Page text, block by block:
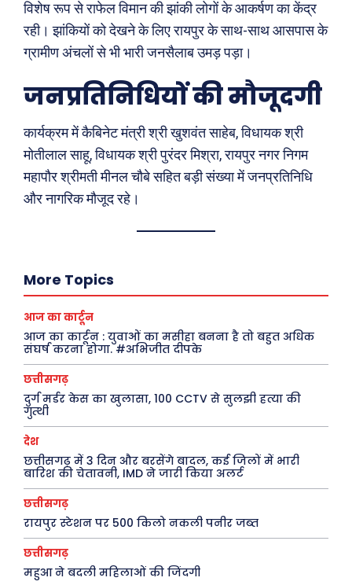
ख़बरें
देश
अपराध
सरकारी योजना
खेल
अजब-ग़ज़ब
पर्यटन
जानकारी
Tech
Laptops
Mobiles
स्वास्थ्य
क़ायदे क़ानून जानकारी
कैरियर और शिक्षा
पूरब विशेष
व्यंग्य : गुस्ताखी माफ़
शायरी
संस्मरण
महिला जगत
विशेष रूप से राफेल विमान की झांकी लोगों के आकर्षण का केंद्र
रही। झांकियों को देखने के लिए रायपुर के साथ-साथ आसपास के
ग्रामीण अंचलों से भी भारी जनसैलाब उमड़ पड़ा।
जनप्रतिनिधियों की मौजूदगी
कार्यक्रम में कैबिनेट मंत्री श्री खुशवंत साहेब, विधायक श्री
मोतीलाल साहू, विधायक श्री पुरंदर मिश्रा, रायपुर नगर निगम
महापौर श्रीमती मीनल चौबे सहित बड़ी संख्या में जनप्रतिनिधि
और नागरिक मौजूद रहे।
More Topics
आज का कार्टून
आज का कार्टून : युवाओं का मसीहा बनना है तो बहुत अधिक
संघर्ष करना होगा. #अभिजीत दीपके
छत्तीसगढ़
दुर्ग मर्डर केस का खुलासा, 100 CCTV से सुलझी हत्या की
गुत्थी
देश
छत्तीसगढ़ में 3 दिन और बरसेंगे बादल, कई जिलों में भारी
बारिश की चेतावनी, IMD ने जारी किया अलर्ट
छत्तीसगढ़
रायपुर स्टेशन पर 500 किलो नकली पनीर जब्त
छत्तीसगढ़
महुआ ने बदली महिलाओं की जिंदगी